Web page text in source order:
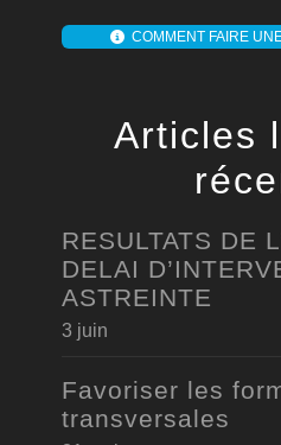
COMMENT FAIRE
Articles
RESULTATS DE
DELAI
ASTREINTE
3 juin
Favoriser les
transversales